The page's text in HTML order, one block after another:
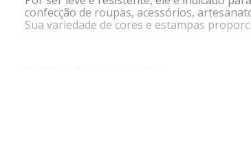
confecção de roupas, acessórios,
Sua variedade de cores e estampas